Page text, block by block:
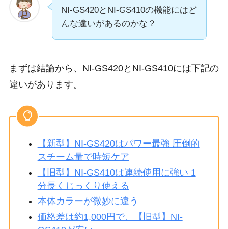
NI-GS420とNI-GS410の機能にはど
んな違いがあるのかな？
まずは結論から、NI-GS420とNI-GS410には下記の
違いがあります。
【新型】NI-GS420はパワー最強 圧倒的
スチーム量で時短ケア
【旧型】NI-GS410は連続使用に強い 1
分長くじっくり使える
本体カラーが微妙に違う
価格差は約1,000円で、【旧型】NI-